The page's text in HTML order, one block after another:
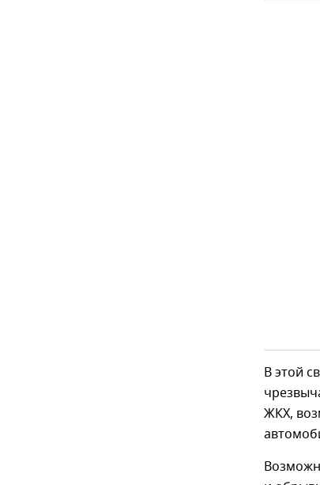
В этой
ЖКХ,